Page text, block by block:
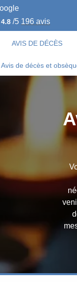
4.8 /5 196 avis
AVIS DE DÉCÈS
Avis de décès et